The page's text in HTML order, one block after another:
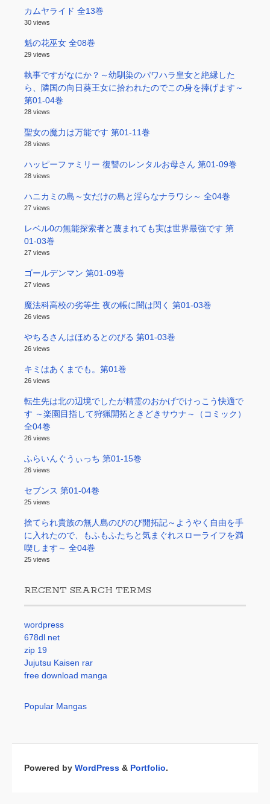
カムヤライド 全13巻
30 views
魁の花巫女 全08巻
29 views
執事ですがなにか？～幼馴染のパワハラ皇女と絶縁した
ら、隣国の向日葵王女に拾われたのでこの身を捧げます～
第01-04巻
28 views
聖女の魔力は万能です 第01-11巻
28 views
ハッピーファミリー 復讐のレンタルお母さん 第01-09巻
28 views
ハニカミの島～女だけの島と淫らなナラワシ～ 全04巻
27 views
レベル0の無能探索者と蔑まれても実は世界最強です 第
01-03巻
27 views
ゴールデンマン 第01-09巻
27 views
魔法科高校の劣等生 夜の帳に闇は閃く 第01-03巻
26 views
やちるさんはほめるとのびる 第01-03巻
26 views
キミはあくまでも。第01巻
26 views
転生先は北の辺境でしたが精霊のおかげでけっこう快適で
す ～楽園目指して狩猟開拓ときどきサウナ～（コミック）
全04巻
26 views
ふらいんぐうぃっち 第01-15巻
26 views
セブンス 第01-04巻
25 views
捨てられ貴族の無人島のびのび開拓記～ようやく自由を手
に入れたので、もふもふたちと気まぐれスローライフを満
喫します～ 全04巻
25 views
RECENT SEARCH TERMS
wordpress
678dl net
zip 19
Jujutsu Kaisen rar
free download manga
Popular Mangas
Powered by WordPress & Portfolio.